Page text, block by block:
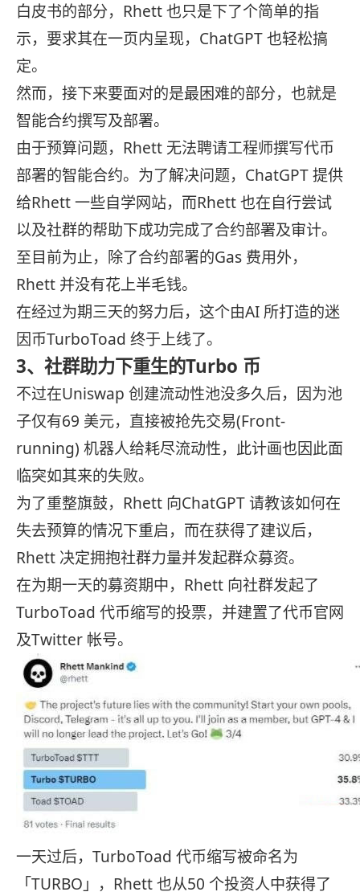
白皮书的部分，Rhett 也只是下了个简单的指
示，要求其在一页内呈现，ChatGPT 也轻松搞
定。
然而，接下来要面对的是最困难的部分，也就是
智能合约撰写及部署。
由于预算问题，Rhett 无法聘请工程师撰写代币
部署的智能合约。为了解决问题，ChatGPT 提供
给Rhett 一些自学网站，而Rhett 也在自行尝试
以及社群的帮助下成功完成了合约部署及审计。
至目前为止，除了合约部署的Gas 费用外，
Rhett 并没有花上半毛钱。
在经过为期三天的努力后，这个由AI 所打造的迷
因币TurboToad 终于上线了。
3、社群助力下重生的Turbo 币
不过在Uniswap 创建流动性池没多久后，因为池
子仅有69 美元，直接被抢先交易(Front-
running) 机器人给耗尽流动性，此计画也因此面
临突如其来的失败。
为了重整旗鼓，Rhett 向ChatGPT 请教该如何在
失去预算的情况下重启，而在获得了建议后，
Rhett 决定拥抱社群力量并发起群众募资。
在为期一天的募资期中，Rhett 向社群发起了
TurboToad 代币缩写的投票，并建置了代币官网
及Twitter 帐号。
一天过后，TurboToad 代币缩写被命名为
「TURBO」，Rhett 也从50 个投资人中获得了